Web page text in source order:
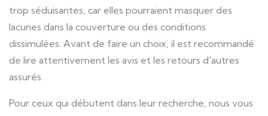
trop séduisantes, car elles pourraient masquer des
lacunes dans la couverture ou des conditions
dissimulées. Avant de faire un choix, il est recommandé
de lire attentivement les avis et les retours d'autres
assurés.
Pour ceux qui débutent dans leur recherche, nous vous